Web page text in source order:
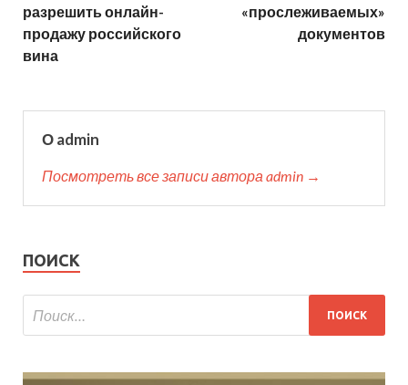
разрешить онлайн-
продажу российского
вина
«прослеживаемых»
документов
О admin
Посмотреть все записи автора admin →
ПОИСК